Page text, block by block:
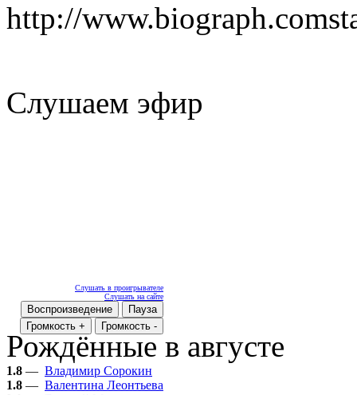
http://
Слушаем эфир
Слушать в проигрывателе
Слушать на сайте
Воспроизведение
Пауза
Громкость +
Громкость -
Рождённые в августе
1.8 — Владимир Сорокин
1.8 — Валентина Леонтьева